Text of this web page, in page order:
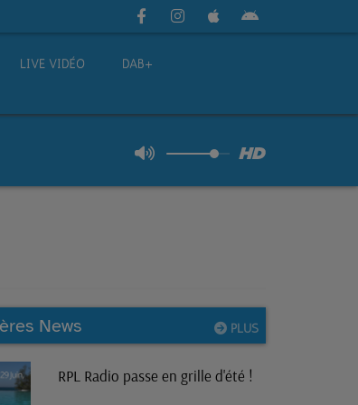
LIVE VIDÉO DAB+
PLUS
News
RPL Radio passe en grille d'été !